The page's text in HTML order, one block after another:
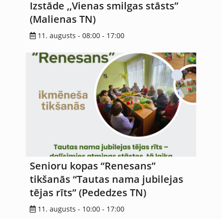
Izstāde ,,Vienas smilgas stāsts”
(Malienas TN)
11. augusts - 08:00 - 17:00
Senioru kopas “Renesans”
tikšanās “Tautas nama jubilejas
tējas rīts” (Pededzes TN)
11. augusts - 10:00 - 17:00